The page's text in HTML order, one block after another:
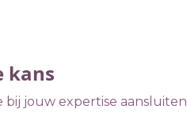
kans
bij jouw expertise aansluiten